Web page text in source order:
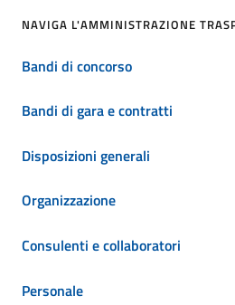
NAVIGA L'AMMINISTRAZIONE
Bandi di concorso
Bandi di gara e contratti
Disposizioni generali
Organizzazione
Consulenti e collaboratori
Personale